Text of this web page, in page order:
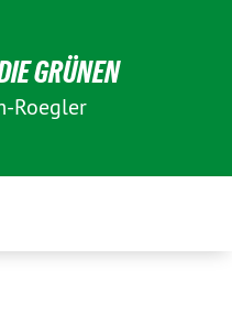
GRÜNEN
Roegler